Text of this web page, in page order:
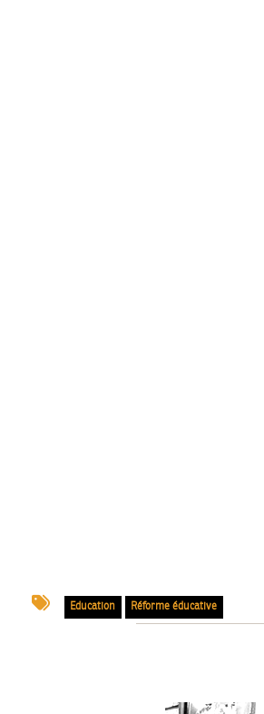
Education Réforme éducative